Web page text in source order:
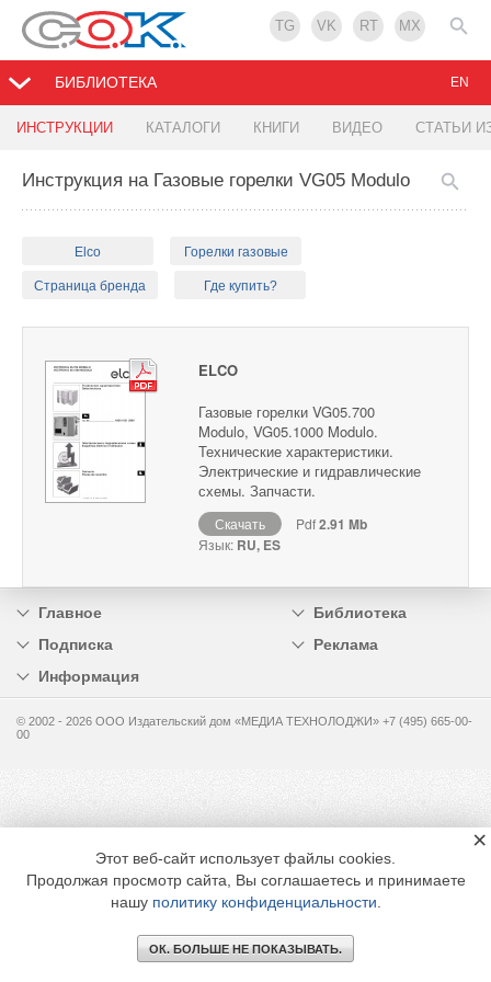
TG VK RT MX
БИБЛИОТЕКА
ИНСТРУКЦИИ КАТАЛОГИ КНИГИ ВИДЕО СТАТЬИ
EN
Инструкция на Газовые горелки VG05 Modulo
Elco Горелки газовые
Страница бренда Где купить?
ELCO
Газовые горелки VG05.700
Modulo, VG05.1000 Modulo.
Технические характеристики.
Электрические и гидравлические
схемы. Запчасти.
Скачать Pdf2.91 Mb
Язык: RU, ES
Главное
Библиотека
Подписка
Реклама
Информация
© 2002 - 2026 OOO Издательский дом «МЕДИА ТЕХНОЛОДЖИ» +7 (495) 665-00-
00
Этот веб-сайт использует файлы cookies.
Продолжая просмотр сайта, Вы соглашаетесь и принимаете
нашу политику конфиденциальности
ОК. БОЛЬШЕ НЕ ПОКАЗЫВАТЬ.
×